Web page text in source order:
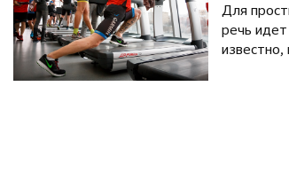
Для
речь
известно,